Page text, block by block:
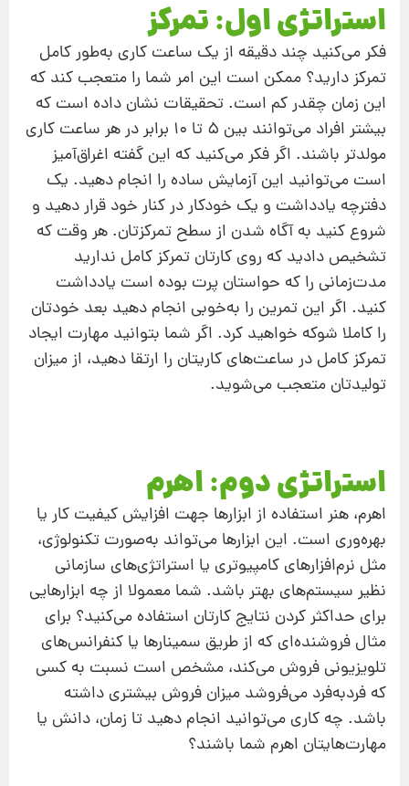
استراتژی اول: تمرکز
فکر می‌کنید چند دقیقه از یک ساعت کاری به‌طور کامل
تمرکز دارید؟ ممکن است این امر شما را متعجب کند که
این زمان چقدر کم است. تحقیقات نشان داده است که
بیشتر افراد می‌توانند بین ۵ تا ۱۰ برابر در هر ساعت کاری
مولدتر باشند. اگر فکر می‌کنید که این گفته اغراق‌آمیز
است می‌توانید این آزمایش ساده را انجام دهید. یک
دفترچه یادداشت و یک خودکار در کنار خود قرار دهید و
شروع کنید به آگاه شدن از سطح تمرکزتان. هر وقت که
تشخیص دادید که روی کارتان تمرکز کامل ندارید
مدت‌زمانی را که حواستان پرت بوده است یادداشت
کنید. اگر این تمرین را به‌خوبی انجام دهید بعد خودتان
را کاملا شوکه خواهید کرد. اگر شما بتوانید مهارت ایجاد
تمرکز کامل در ساعت‌های کاریتان را ارتقا دهید، از میزان
تولیدتان متعجب می‌شوید.
استراتژی دوم: اهرم
اهرم، هنر استفاده از ابزارها جهت افزایش کیفیت کار یا
بهره‌وری است. این ابزارها می‌تواند به‌صورت تکنولوژی،
مثل نرم‌افزارهای کامپیوتری یا استراتژی‌های سازمانی
نظیر سیستم‌های بهتر باشد. شما معمولا از چه ابزارهایی
برای حداکثر کردن نتایج کارتان استفاده می‌کنید؟ برای
مثال فروشنده‌ای که از طریق سمینارها یا کنفرانس‌های
تلویزیونی فروش می‌کند، مشخص است نسبت به کسی
که فردبه‌فرد می‌فروشد میزان فروش بیشتری داشته
باشد. چه کاری می‌توانید انجام دهید تا زمان، دانش یا
مهارت‌هایتان اهرم شما باشند؟